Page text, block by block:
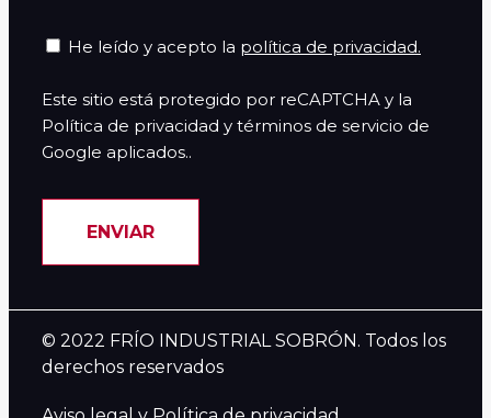
He leído y acepto la política de privacidad.
Este sitio está protegido por reCAPTCHA y la
Política de privacidad y términos de servicio de
Google aplicados..
ENVIAR
© 2022 FRÍO INDUSTRIAL SOBRÓN. Todos los
derechos reservados